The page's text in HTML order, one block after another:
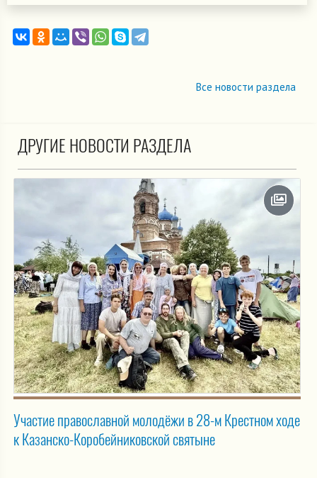
Все новости раздела
ДРУГИЕ НОВОСТИ РАЗДЕЛА
Участие православной молодёжи в 28-м Крестном ходе
к Казанско-Коробейниковской святыне